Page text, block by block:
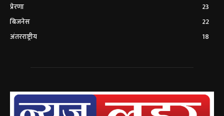
प्रेरणा
23
बिजनेस
22
अंतरराष्ट्रीय
18